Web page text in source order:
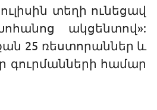
տեղի ունեցավ
ակցենտով»:
25 ռեստորաններ և
գուրմանների համար